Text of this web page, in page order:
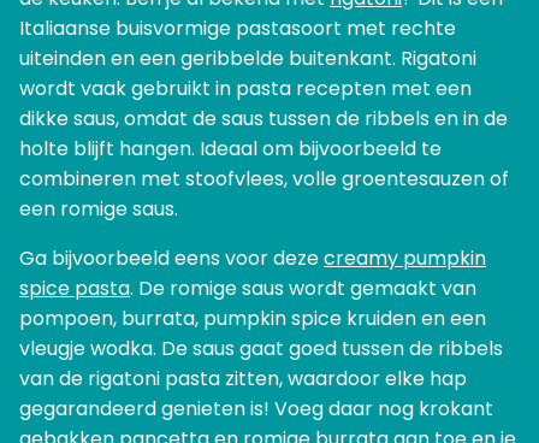
Italiaanse buisvormige pastasoort met rechte
uiteinden en een geribbelde buitenkant. Rigatoni
wordt vaak gebruikt in pasta recepten met een
dikke saus, omdat de saus tussen de ribbels en in de
holte blijft hangen. Ideaal om bijvoorbeeld te
combineren met stoofvlees, volle groentesauzen of
een romige saus.
Ga bijvoorbeeld eens voor dezecreamy pumpkin
spice pasta. De romige saus wordt gemaakt van
pompoen, burrata, pumpkin spice kruiden en een
vleugje wodka. De saus gaat goed tussen de ribbels
van de rigatoni pasta zitten, waardoor elke hap
gegarandeerd genieten is! Voeg daar nog krokant